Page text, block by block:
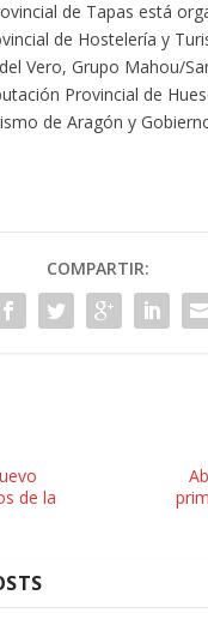
de Tapas está
de Hostelería y
Vero, Grupo Mahou/
Provincial de
de Aragón y
COMPARTIR:
de la